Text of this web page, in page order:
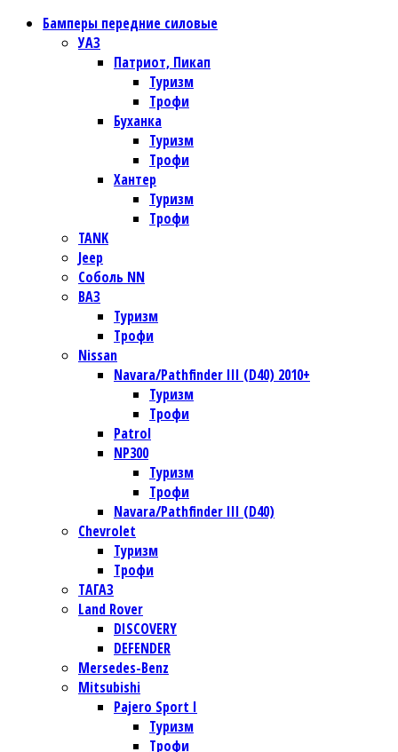
Бамперы передние силовые
УАЗ
Патриот, Пикап
Туризм
Трофи
Буханка
Туризм
Трофи
Хантер
Туризм
Трофи
TANK
Jeep
Соболь NN
ВАЗ
Туризм
Трофи
Nissan
Navara/Pathfinder III (D40) 2010+
Туризм
Трофи
Patrol
NP300
Туризм
Трофи
Navara/Pathfinder III (D40)
Chevrolet
Туризм
Трофи
TАГАЗ
Land Rover
DISCOVERY
DEFENDER
Mersedes-Benz
Mitsubishi
Pajero Sport I
Туризм
Трофи